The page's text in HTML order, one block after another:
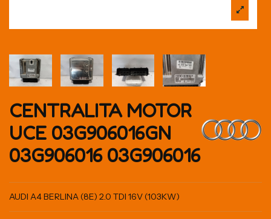
CENTRALITA MOTOR
UCE 03G906016GN
03G906016 03G906016
AUDI A4 BERLINA (8E) 2.0 TDI 16V (103KW)